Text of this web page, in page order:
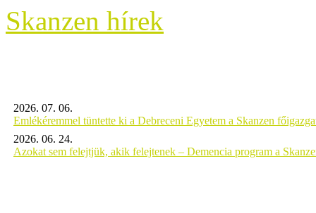
Skanzen hírek
2026. 07. 06.
Emlékéremmel tüntette ki a Debreceni Egyetem a Skanzen
2026. 06. 24.
Azokat sem felejtjük, akik felejtenek – Demencia program a